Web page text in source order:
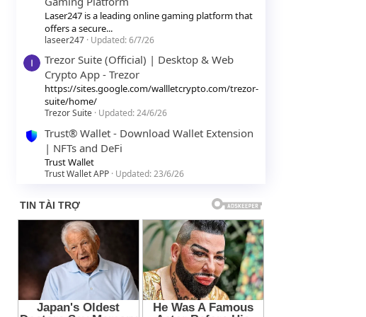
Laser247 is a leading online gaming platform that
offers a secure...
laseer247 Updated:6/7/26
Trezor Suite (Official) | Desktop & Web
Crypto App - Trezor
https://sites.google.com/wallletcrypto.com/trezor-
suite/home/
Trezor Suite Updated:24/6/26
Trust® Wallet - Download Wallet Extension
| NFTs and DeFi
Trust Wallet
Trust Wallet APP Updated:23/6/26